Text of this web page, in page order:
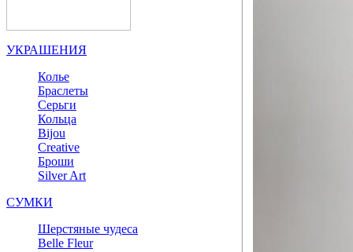
УКРАШЕНИЯ
Колье
Браслеты
Серьги
Кольца
Bijou
Сreative
Броши
Silver Art
СУМКИ
Шерстяные чудеса
Belle Fleur